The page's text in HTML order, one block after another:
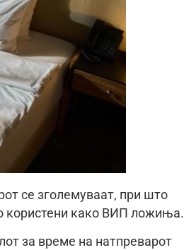
се зголемуваат, при што
користени како ВИП ложиња.
за време на натпреварот